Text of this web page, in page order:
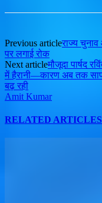
Previous articleराज्य
पर लगाई रोक
Next articleमौजूदा पार्षद
में हैरानी—कारण अब तक साफ
बढ़ रही
Amit Kumar
RELATED ARTICLES